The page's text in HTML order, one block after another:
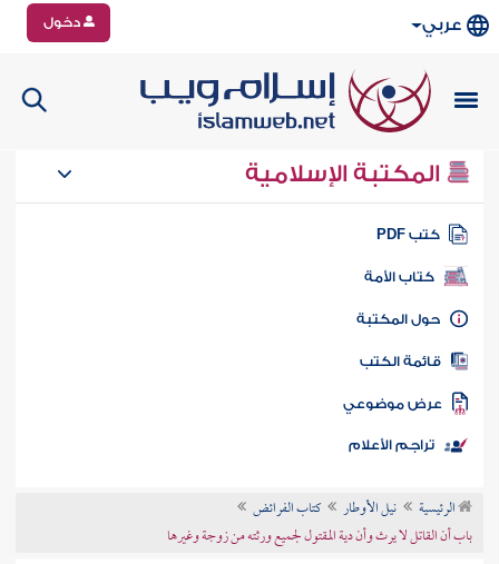
عربي دخول
المكتبة الإسلامية
كتب PDF
كتاب الأمة
المكتبة
الكتب
موضوعي
تراجم الأعلام
الرئيسية نيل الأوطار
كتاب الفرائض
باب أن القاتل لا يرث وأن دية المقتول لجميع ورثته من زوجة وغيرها